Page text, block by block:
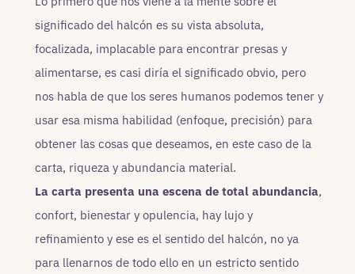
significado del halcón es su vista absoluta,
focalizada, implacable para encontrar presas y
alimentarse, es casi diría el significado obvio, pero
nos habla de que los seres humanos podemos tener y
usar esa misma habilidad (enfoque, precisión) para
obtener las cosas que deseamos, en este caso de la
carta, riqueza y abundancia material.
La carta presenta una escena de total abundancia,
confort, bienestar y opulencia, hay lujo y
refinamiento y ese es el sentido del halcón, no ya
para llenarnos de todo ello en un estricto sentido